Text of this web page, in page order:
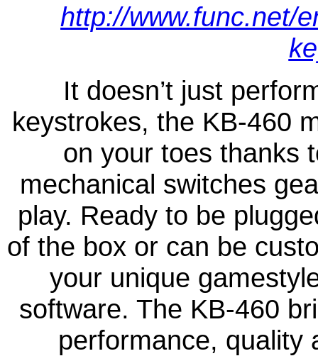
http://www.func.net/
It doesn’t just
keystrokes, the KB-460
on your toes thanks
mechanical switches
play. Ready to be
of the box or can be
your unique
software. The KB-460
performance,